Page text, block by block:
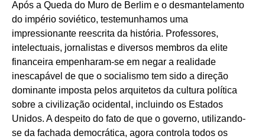
Após a Queda do Muro de Berlim e o desmantelamento
do império soviético, testemunhamos uma
impressionante reescrita da história. Professores,
intelectuais, jornalistas e diversos membros da elite
financeira empenharam-se em negar a realidade
inescapável de que o socialismo tem sido a direção
dominante imposta pelos arquitetos da cultura política
sobre a civilização ocidental, incluindo os Estados
Unidos. A despeito do fato de que o governo, utilizando-
se da fachada democrática, agora controla todos os